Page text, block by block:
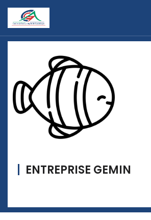
ENTREPRISE GEMIN